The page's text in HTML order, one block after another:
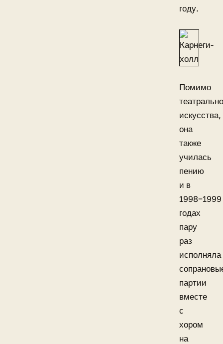
году.
Помимо
искусства,
она
также
училась
пению
и в
1998−1999
годах
пару
раз
исполняла
партии
вместе
с
хором
на